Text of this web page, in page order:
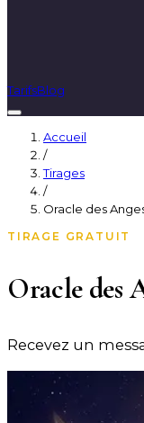
TarifsBlog
Accueil
/
Tirages
/
Oracle des
TIRAGE GRATUIT
Oracle des
Recevez un